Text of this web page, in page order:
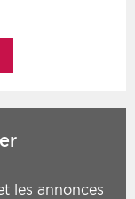
les annonces